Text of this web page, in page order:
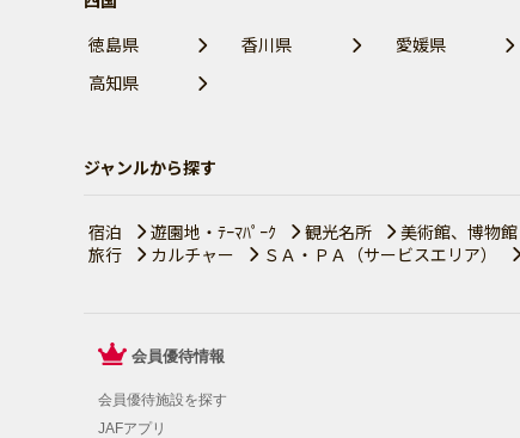
徳島県
香川県
愛媛県
高知県
ジャンルから探す
宿泊 遊園地・ﾃｰﾏﾊﾟｰｸ 観光名所 美術館、博物館
旅行
カルチャー ＳＡ・ＰＡ（サービスエリア）
会員優待情報
会員優待施設を探す
JAFアプリ